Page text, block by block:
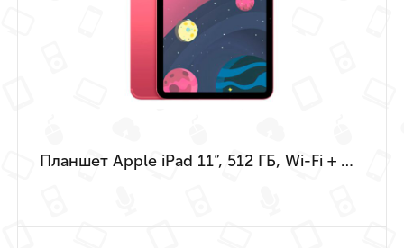
Планшет Apple iPad 11”, 512 ГБ, Wi-Fi + Cellular (Розовый | Pink) (A16 | 2025)